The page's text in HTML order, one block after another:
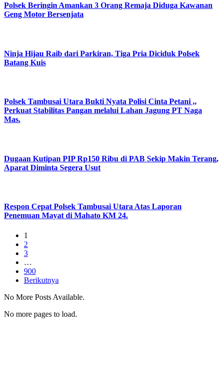
Polsek Beringin Amankan 3 Orang Remaja Diduga Kawanan
Geng Motor Bersenjata
Ninja Hijau Raib dari Parkiran, Tiga Pria Diciduk Polsek
Batang Kuis
Polsek Tambusai Utara Bukti Nyata Polisi Cinta Petani ,,
Perkuat Stabilitas Pangan melalui Lahan Jagung PT Naga
Mas.
Dugaan Kutipan PIP Rp150 Ribu di PAB Sekip Makin Terang,
Aparat Diminta Segera Usut
Respon Cepat Polsek Tambusai Utara Atas Laporan
Penemuan Mayat di Mahato KM 24.
1
2
3
…
900
Berikutnya
No More Posts Available.
No more pages to load.